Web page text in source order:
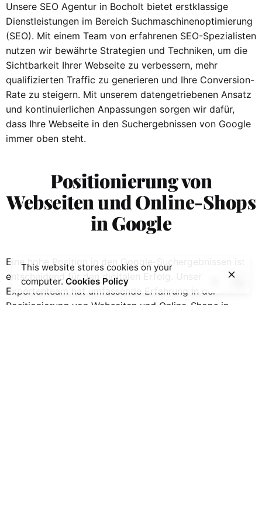
Unsere SEO Agentur in Bocholt bietet erstklassige
Dienstleistungen im Bereich Suchmaschinenoptimierung
(SEO). Mit einem Team von erfahrenen SEO-Spezialisten
nutzen wir bewährte Strategien und Techniken, um die
Sichtbarkeit Ihrer Webseite zu verbessern, mehr
qualifizierten Traffic zu generieren und Ihre Conversion-
Rate zu steigern. Mit unserem datengetriebenen Ansatz
und kontinuierlichen Anpassungen sorgen wir dafür,
dass Ihre Webseite in den Suchergebnissen von Google
immer oben steht.
Positionierung von
Webseiten und Online-Shops
in Google
Eine hohe Position in den Google-Suchergebnissen ist
entscheidend für den digitalen Erfolg. Unser
Expertenteam hat umfassende Erfahrung in der
Positionierung von Webseiten und Online-Shops in
This website stores cookies on your
computer. Cookies Policy